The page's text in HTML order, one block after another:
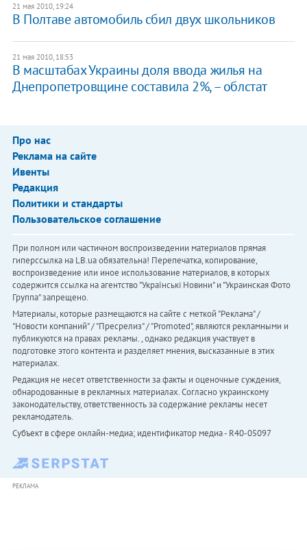
21 мая 2010, 19:24
В Полтаве автомобиль сбил двух школьников
21 мая 2010, 18:53
В масштабах Украины доля ввода жилья на
Днепропетровщине составила 2%, – облстат
Про нас
Реклама на сайте
Ивенты
Редакция
Политики и стандарты
Пользовательское соглашение
При полном или частичном воспроизведении материалов прямая
гиперссылка на LB.ua обязательна! Перепечатка, копирование,
воспроизведение или иное использование материалов, в которых
содержится ссылка на агентство "Українськi Новини" и "Украинская Фото
Группа" запрещено.
Материалы, которые размещаются на сайте с меткой "Реклама" /
"Новости компаний" / "Пресрелиз" / "Promoted", являются рекламными и
публикуются на правах рекламы. , однако редакция участвует в
подготовке этого контента и разделяет мнения, высказанные в этих
материалах.
Редакция не несет ответственности за факты и оценочные суждения,
обнародованные в рекламных материалах. Согласно украинскому
законодательству, ответственность за содержание рекламы несет
рекламодатель.
Субъект в сфере онлайн-медиа; идентификатор медиа - R40-05097
РЕКЛАМА